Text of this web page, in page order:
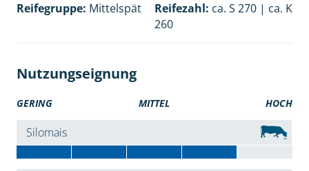
Reifegruppe: Mittelspät Reifezahl: ca. S 270 | ca. K
260
Nutzungseignung
GERING MITTEL HOCH
Silomais